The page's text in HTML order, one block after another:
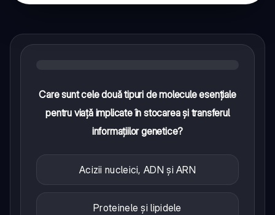
Care sunt cele două tipuri de molecule esențiale
pentru viață implicate în stocarea și transferul
informațiilor genetice?
Acizii nucleici, ADN și ARN
Proteinele și lipidele